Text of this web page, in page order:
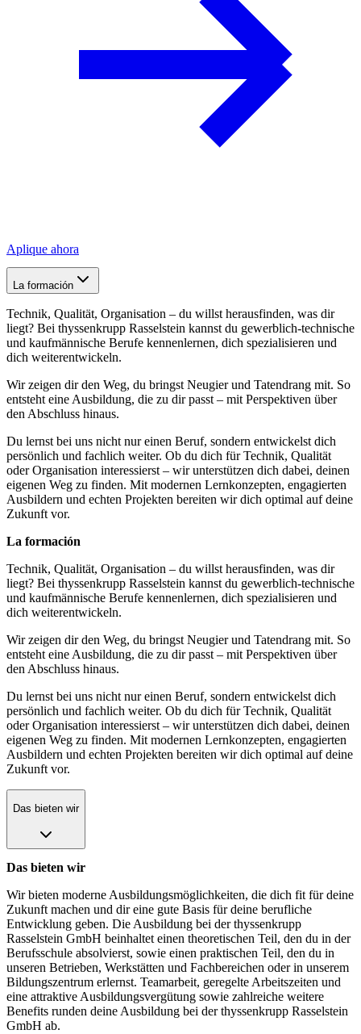
Aplique ahora
La formación
Technik, Qualität, Organisation – du willst herausfinden, was dir
liegt? Bei thyssenkrupp Rasselstein kannst du gewerblich-technische
und kaufmännische Berufe kennenlernen, dich spezialisieren und
dich weiterentwickeln.
Wir zeigen dir den Weg, du bringst Neugier und Tatendrang mit. So
entsteht eine Ausbildung, die zu dir passt – mit Perspektiven über
den Abschluss hinaus.
Du lernst bei uns nicht nur einen Beruf, sondern entwickelst dich
persönlich und fachlich weiter. Ob du dich für Technik, Qualität
oder Organisation interessierst – wir unterstützen dich dabei, deinen
eigenen Weg zu finden. Mit modernen Lernkonzepten, engagierten
Ausbildern und echten Projekten bereiten wir dich optimal auf deine
Zukunft vor.
La formación
Technik, Qualität, Organisation – du willst herausfinden, was dir
liegt? Bei thyssenkrupp Rasselstein kannst du gewerblich-technische
und kaufmännische Berufe kennenlernen, dich spezialisieren und
dich weiterentwickeln.
Wir zeigen dir den Weg, du bringst Neugier und Tatendrang mit. So
entsteht eine Ausbildung, die zu dir passt – mit Perspektiven über
den Abschluss hinaus.
Du lernst bei uns nicht nur einen Beruf, sondern entwickelst dich
persönlich und fachlich weiter. Ob du dich für Technik, Qualität
oder Organisation interessierst – wir unterstützen dich dabei, deinen
eigenen Weg zu finden. Mit modernen Lernkonzepten, engagierten
Ausbildern und echten Projekten bereiten wir dich optimal auf deine
Zukunft vor.
Das bieten wir
Das bieten wir
Wir bieten moderne Ausbildungsmöglichkeiten, die dich fit für deine
Zukunft machen und dir eine gute Basis für deine berufliche
Entwicklung geben. Die Ausbildung bei der thyssenkrupp
Rasselstein GmbH beinhaltet einen theoretischen Teil, den du in der
Berufsschule absolvierst, sowie einen praktischen Teil, den du in
unseren Betrieben, Werkstätten und Fachbereichen oder in unserem
Bildungszentrum erlernst. Teamarbeit, geregelte Arbeitszeiten und
eine attraktive Ausbildungsvergütung sowie zahlreiche weitere
Benefits runden deine Ausbildung bei der thyssenkrupp Rasselstein
GmbH ab.